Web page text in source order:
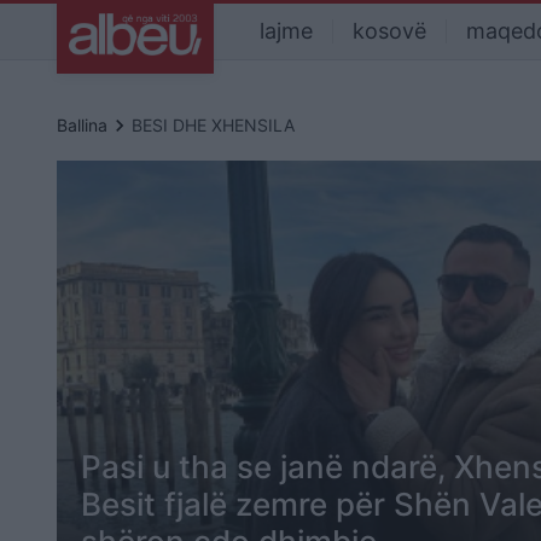
lajme kosovë
Ballina keyboard_arrow_right BESI DHE XHENSILA
Pasi u tha se janë ndarë,
Besit fjalë zemre për Shën